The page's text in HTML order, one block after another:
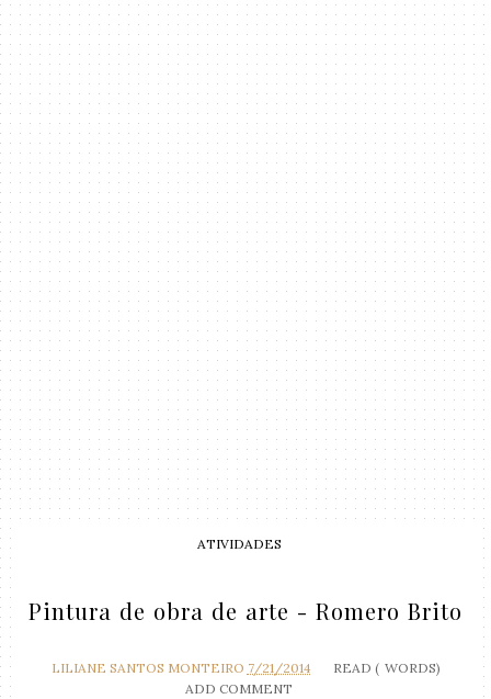
ATIVIDADES
Pintura de obra de arte - Romero Brito
LILIANE SANTOS MONTEIRO 7/21/2014 READ ( WORDS)
ADD COMMENT